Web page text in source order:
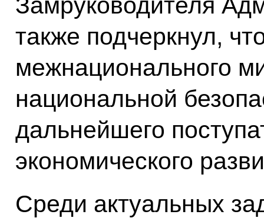
также подчеркнул,
межнационального
национальной
дальнейшего
экономического
Среди актуальных